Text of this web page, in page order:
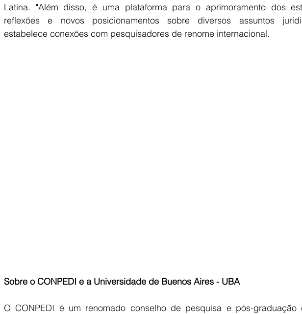
Latina. "Além disso, é uma plataforma para o aprimoramento dos
reflexões e novos posicionamentos sobre diversos assuntos
estabelece conexões com pesquisadores de renome internacional.
Sobre o CONPEDI e a Universidade de Buenos Aires - UBA
O CONPEDI é um renomado conselho de pesquisa e pós-graduação